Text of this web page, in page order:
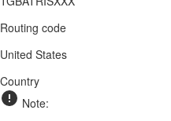
Routing code
United States
Country
Note: